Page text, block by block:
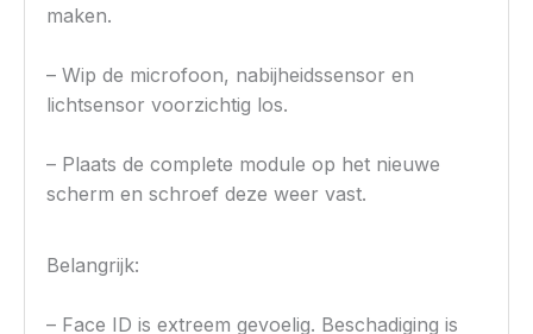
maken.
– Wip de microfoon, nabijheidssensor en
lichtsensor voorzichtig los.
– Plaats de complete module op het nieuwe
scherm en schroef deze weer vast.
Belangrijk:
– Face ID is extreem gevoelig. Beschadiging is